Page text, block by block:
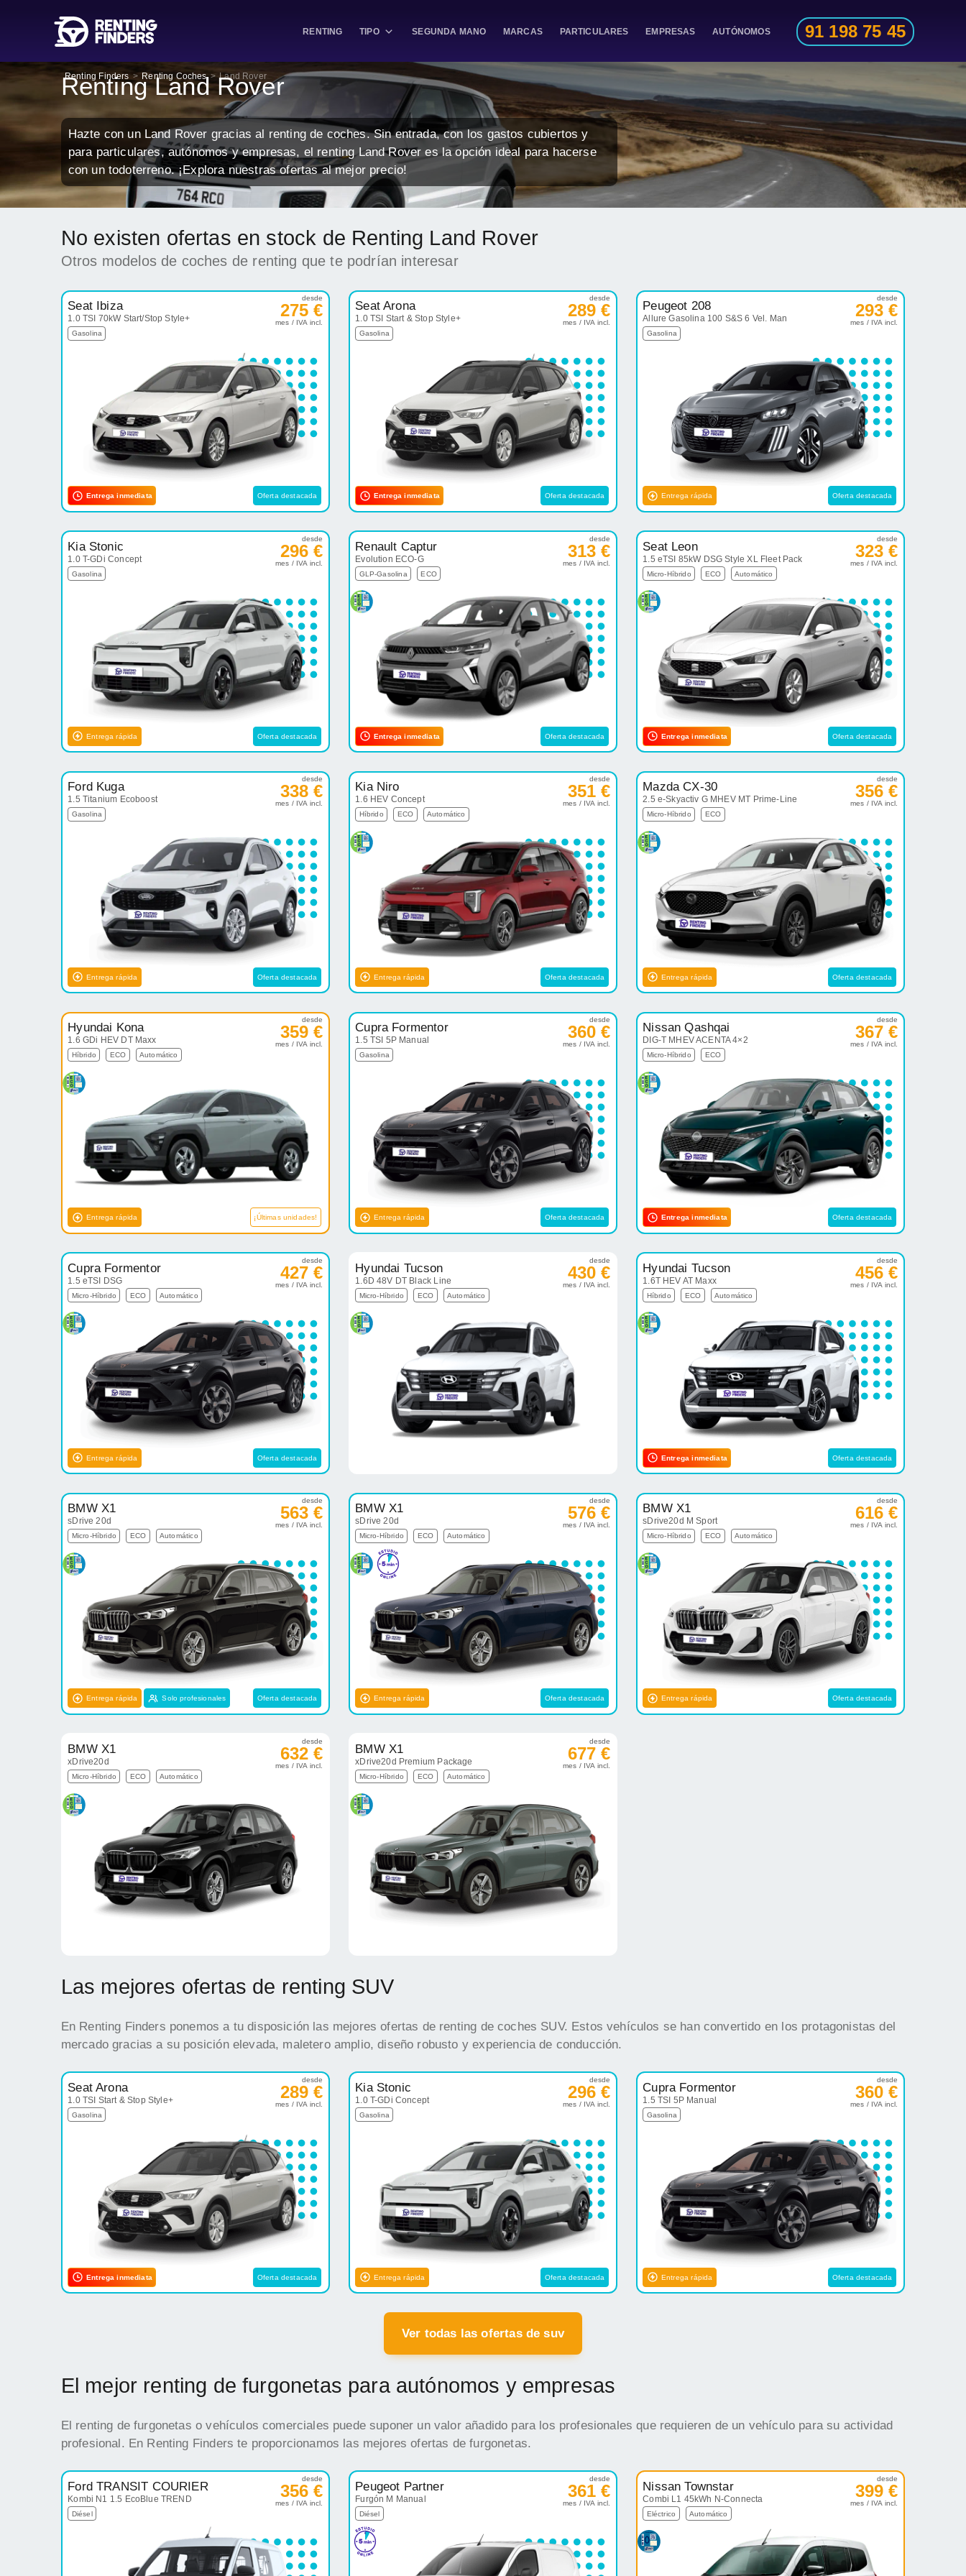
RENTING TIPO SEGUNDA MANO MARCAS PARTICULARES EMPRESAS AUTÓNOMOS 91 198 75 45
Renting Finders > Renting Coches > Land Rover
Renting Land Rover
Hazte con un Land Rover gracias al renting de coches. Sin entrada, con los gastos cubiertos y
para particulares, autónomos y empresas, el renting Land Rover es la opción ideal para hacerse
con un todoterreno. ¡Explora nuestras ofertas al mejor precio!
No existen ofertas en stock de Renting Land Rover
Otros modelos de coches de renting que te podrían interesar
Seat Ibiza
1.0 TSI 70kW Start/Stop Style+
Gasolina
desde
275 €
mes / IVA incl.
Entrega inmediata Oferta destacada
Seat Arona
1.0 TSI Start & Stop Style+
Gasolina
desde
289 €
mes / IVA incl.
Entrega inmediata Oferta destacada
Peugeot 208
Allure Gasolina 100 S&S 6 Vel. Man
Gasolina
desde
293 €
mes / IVA incl.
Entrega rápida Oferta destacada
Kia Stonic
1.0 T-GDi Concept
Gasolina
desde
296 €
mes / IVA incl.
Entrega rápida Oferta destacada
Renault Captur
Evolution ECO-G
GLP-Gasolina ECO
desde
313 €
mes / IVA incl.
Entrega inmediata Oferta destacada
Seat Leon
1.5 eTSI 85kW DSG Style XL Fleet Pack
Micro-Híbrido ECO Automático
desde
323 €
mes / IVA incl.
Entrega inmediata Oferta destacada
Ford Kuga
1.5 Titanium Ecoboost
Gasolina
desde
338 €
mes / IVA incl.
Entrega rápida Oferta destacada
Kia Niro
1.6 HEV Concept
Híbrido ECO Automático
desde
351 €
mes / IVA incl.
Entrega rápida Oferta destacada
Mazda CX-30
2.5 e-Skyactiv G MHEV MT Prime-Line
Micro-Híbrido ECO
desde
356 €
mes / IVA incl.
Entrega rápida Oferta destacada
Hyundai Kona
1.6 GDi HEV DT Maxx
Híbrido ECO Automático
desde
359 €
mes / IVA incl.
Entrega rápida ¡Últimas unidades!
Cupra Formentor
1.5 TSI 5P Manual
Gasolina
desde
360 €
mes / IVA incl.
Entrega rápida Oferta destacada
Nissan Qashqai
DIG-T MHEV ACENTA 4×2
Micro-Híbrido ECO
desde
367 €
mes / IVA incl.
Entrega inmediata Oferta destacada
Cupra Formentor
1.5 eTSI DSG
Micro-Híbrido ECO Automático
desde
427 €
mes / IVA incl.
Entrega rápida Oferta destacada
Hyundai Tucson
1.6D 48V DT Black Line
Micro-Híbrido ECO Automático
desde
430 €
mes / IVA incl.
Hyundai Tucson
1.6T HEV AT Maxx
Híbrido ECO Automático
desde
456 €
mes / IVA incl.
Entrega inmediata Oferta destacada
BMW X1
sDrive 20d
Micro-Híbrido ECO Automático
desde
563 €
mes / IVA incl.
Entrega rápida Solo profesionales Oferta destacada
BMW X1
sDrive 20d
Micro-Híbrido ECO Automático
desde
576 €
mes / IVA incl.
Entrega rápida Oferta destacada
BMW X1
sDrive20d M Sport
Micro-Híbrido ECO Automático
desde
616 €
mes / IVA incl.
Entrega rápida Oferta destacada
BMW X1
xDrive20d
Micro-Híbrido ECO Automático
desde
632 €
mes / IVA incl.
BMW X1
xDrive20d Premium Package
Micro-Híbrido ECO Automático
desde
677 €
mes / IVA incl.
Las mejores ofertas de renting SUV
En Renting Finders ponemos a tu disposición las mejores ofertas de renting de coches SUV. Estos vehículos se han convertido en los protagonistas del
mercado gracias a su posición elevada, maletero amplio, diseño robusto y experiencia de conducción.
Seat Arona
1.0 TSI Start & Stop Style+
Gasolina
desde
289 €
mes / IVA incl.
Entrega inmediata Oferta destacada
Kia Stonic
1.0 T-GDi Concept
Gasolina
desde
296 €
mes / IVA incl.
Entrega rápida Oferta destacada
Cupra Formentor
1.5 TSI 5P Manual
Gasolina
desde
360 €
mes / IVA incl.
Entrega rápida Oferta destacada
Ver todas las ofertas de suv
El mejor renting de furgonetas para autónomos y empresas
El renting de furgonetas o vehículos comerciales puede suponer un valor añadido para los profesionales que requieren de un vehículo para su actividad
profesional. En Renting Finders te proporcionamos las mejores ofertas de furgonetas.
Ford TRANSIT COURIER
Kombi N1 1.5 EcoBlue TREND
Diésel
desde
356 €
mes / IVA incl.
Peugeot Partner
Furgón M Manual
Diésel
desde
361 €
mes / IVA incl.
Nissan Townstar
Combi L1 45kWh N-Connecta
Eléctrico Automático
desde
399 €
mes / IVA incl.